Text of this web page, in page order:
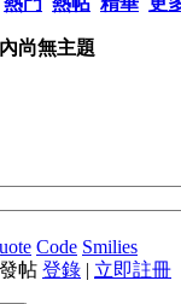
尚無主題
Code Smilies
帖 登錄 | 立即註冊